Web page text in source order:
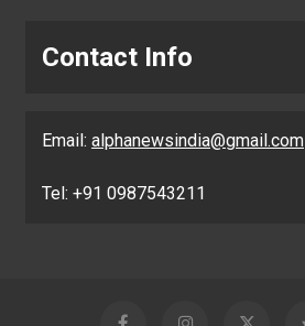
Contact Info
Email: alphanewsindia@gmail.com
Tel: +91 0987543211